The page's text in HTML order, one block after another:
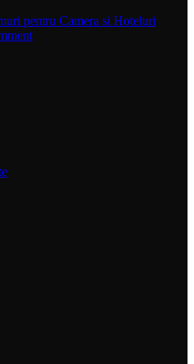
pentru Camera si Hoteluri